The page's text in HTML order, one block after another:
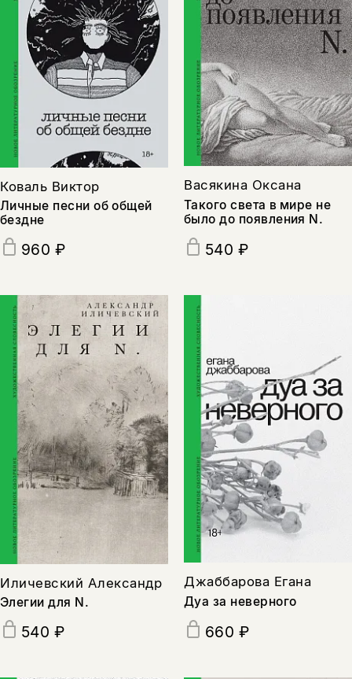
Коваль Виктор
Личные песни об общей
бездне
960 ₽
Васякина Оксана
Такого света в мире не
было до появления N.
540 ₽
Иличевский Александр
Элегии для N.
540 ₽
Джаббарова Егана
Дуа за неверного
660 ₽